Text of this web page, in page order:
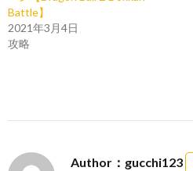
Battle】
2021年3月4日
攻略
Author：gucchi123